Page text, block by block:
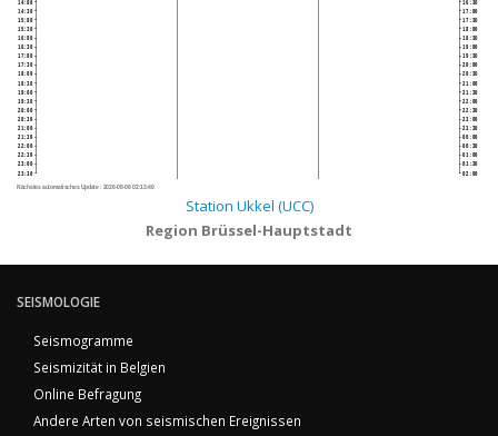
14:00
14:30
15:00
15:30
16:00
16:30
17:00
17:30
18:00
18:30
19:00
19:30
20:00
20:30
21:00
21:30
22:00
22:30
23:00
23:30
16:30
17:00
17:30
18:00
18:30
19:00
19:30
20:00
20:30
21:00
21:30
22:00
22:30
23:00
23:30
00:00
00:30
01:00
01:30
02:00
Nächstes automatisches Update : 2026-08-06 02:13:40
Station Ukkel (UCC)
Region Brüssel-Hauptstadt
SEISMOLOGIE
Seismogramme
Seismizität in Belgien
Online Befragung
Andere Arten von seismischen Ereignissen